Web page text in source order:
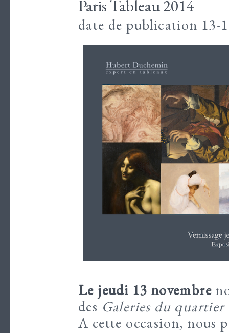
Paris Tableau 2014
date de publication 13-
Le jeudi 13 novembre
des Galeries du
A cette occasion, nous